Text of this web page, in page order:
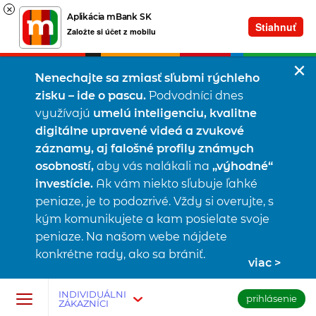
×
Aplikácia mBank SK
Založte si účet z mobilu
Stiahnuť
Nenechajte sa zmiasť sľubmi rýchleho
zisku – ide o pascu. Podvodníci dnes
využívajú umelú inteligenciu, kvalitne
digitálne upravené videá a zvukové
záznamy, aj falošné profily známych
osobností, aby vás nalákali na „výhodné“
investície. Ak vám niekto sľubuje ľahké
peniaze, je to podozrivé. Vždy si overujte, s
kým komunikujete a kam posielate svoje
peniaze. Na našom webe nájdete
konkrétne rady, ako sa brániť.
viac
INDIVIDUÁLNI
ZÁKAZNÍCI
prihlásenie